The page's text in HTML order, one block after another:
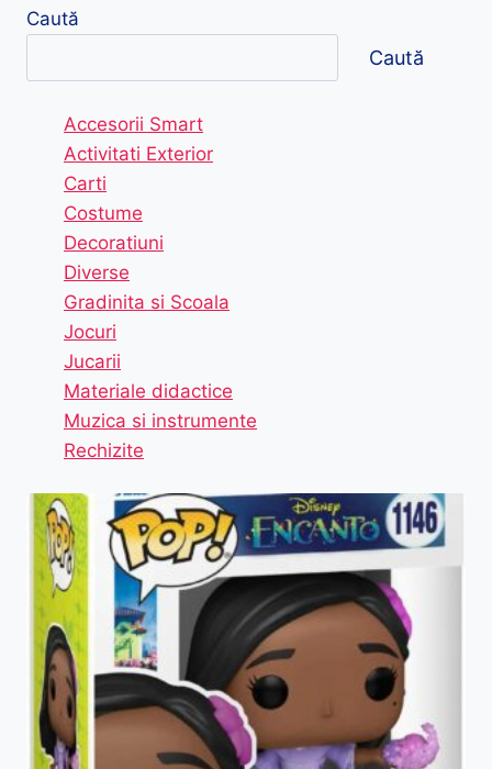
Caută
Caută
Accesorii Smart
Activitati Exterior
Carti
Costume
Decoratiuni
Diverse
Gradinita si Scoala
Jocuri
Jucarii
Materiale didactice
Muzica si instrumente
Rechizite